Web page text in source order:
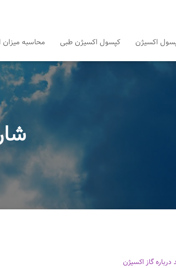
اکسیژن کپسول اکسیژن طبی محاسبه میزان
گاز اکسیژن